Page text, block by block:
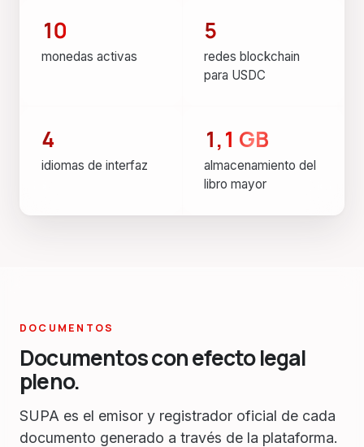
10
monedas activas
5
redes blockchain
para USDC
4
idiomas de interfaz
1,1 GB
almacenamiento del
libro mayor
DOCUMENTOS
Documentos con efecto legal
pleno.
SUPA es el emisor y registrador oficial de cada
documento generado a través de la plataforma.